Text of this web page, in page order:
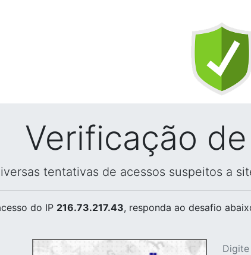
Verificação
tentativas de acessos suspeitos a
do IP 216.73.217.43, responda ao desafio